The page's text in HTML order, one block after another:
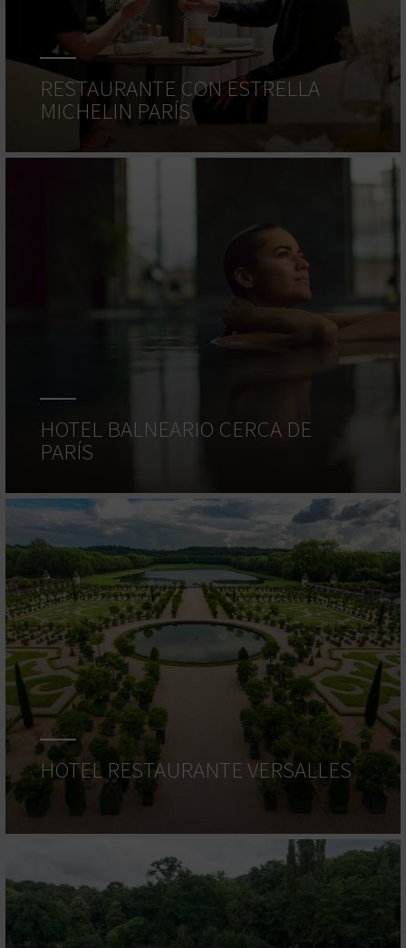
RESTAURANTE CON ESTRELLA
MICHELIN PARÍS
HOTEL BALNEARIO CERCA DE
PARÍS
HOTEL RESTAURANTE VERSALLES